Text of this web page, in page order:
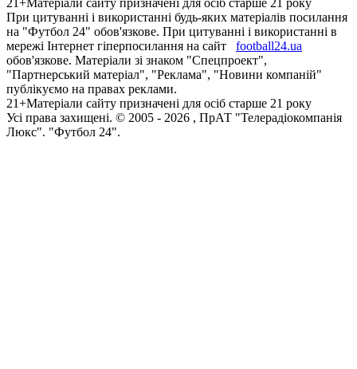
21+Матеріали сайту призначені для осіб старше 21 року
При цитуванні і використанні будь-яких матеріалів посилання
на "Футбол 24" обов'язкове. При цитуванні і використанні в
мережі Інтернет гіперпосилання на сайт
football24.ua
обов'язкове. Матеріали зі знаком "Спецпроект",
"Партнерський матеріал", "Реклама", "Новини компаній"
публікуємо на правах реклами.
21+Матеріали сайту призначені для осіб старше 21 року
Усi права захищенi. © 2005 - 2026 , ПрАТ "Телерадіокомпанія
Люкс". "Футбол 24".